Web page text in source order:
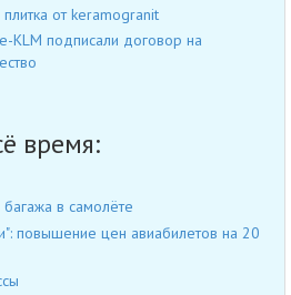
от keramogranit
KLM подписали договор на
время:
в самолёте
повышение цен авиабилетов на 20